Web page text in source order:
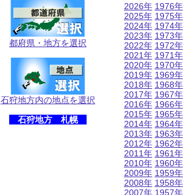
都府県・地方を選択
石狩地方内の地点を選択
石狩地方 札幌
2026年
2025年
2024年
2023年
2022年
2021年
2020年
2019年
2018年
2017年
2016年
2015年
2014年
2013年
2012年
2011年
2010年
2009年
2008年
2007年
1976年
1975年
1974年
1973年
1972年
1971年
1970年
1969年
1968年
1967年
1966年
1965年
1964年
1963年
1962年
1961年
1960年
1959年
1958年
1957年